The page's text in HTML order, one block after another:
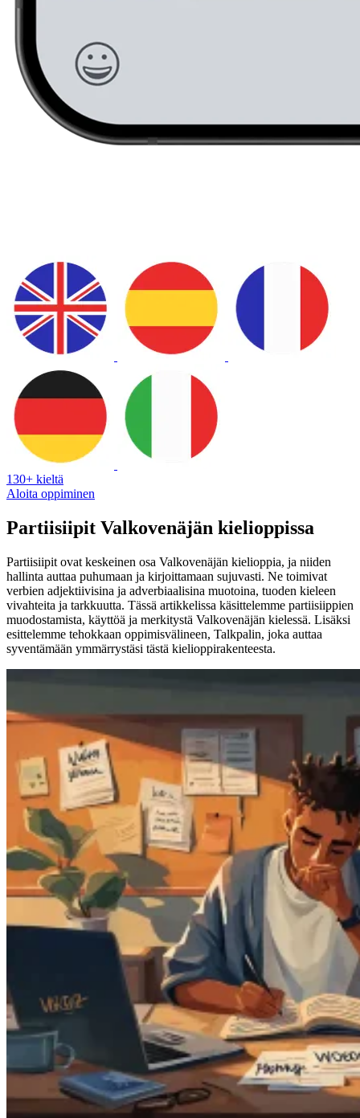
130+ kieltä
Aloita oppiminen
Partiisiipit Valkovenäjän kielioppissa
Partiisiipit ovat keskeinen osa Valkovenäjän kielioppia, ja niiden
hallinta auttaa puhumaan ja kirjoittamaan sujuvasti. Ne toimivat
verbien adjektiivisina ja adverbiaalisina muotoina, tuoden kieleen
vivahteita ja tarkkuutta. Tässä artikkelissa käsittelemme partiisiippien
muodostamista, käyttöä ja merkitystä Valkovenäjän kielessä. Lisäksi
esittelemme tehokkaan oppimisvälineen, Talkpalin, joka auttaa
syventämään ymmärrystäsi tästä kielioppirakenteesta.